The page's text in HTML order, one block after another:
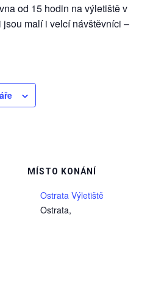
od 15 hodin na výletiště v
jsou malí i velcí návštěvníci –
MÍSTO KONÁNÍ
Ostrata Výletiště
Ostrata,